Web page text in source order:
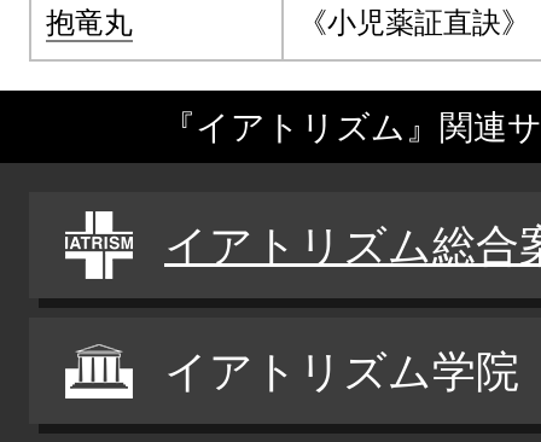
抱竜丸 《小児薬証直訣》
『イアトリズム』関連
イアトリズム総合
イアトリズム学院